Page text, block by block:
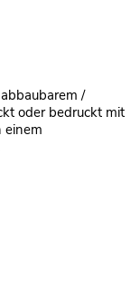
/
oder bedruckt mit
einem